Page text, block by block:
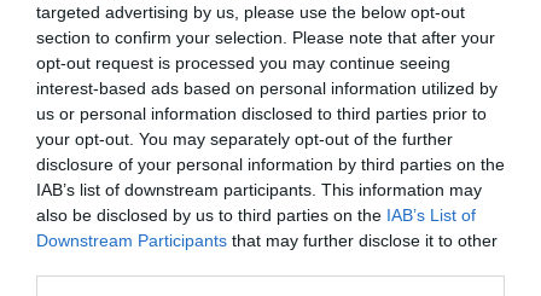
targeted advertising by us, please use the below opt-out
section to confirm your selection. Please note that after your
opt-out request is processed you may continue seeing
interest-based ads based on personal information utilized by
us or personal information disclosed to third parties prior to
your opt-out. You may separately opt-out of the further
disclosure of your personal information by third parties on the
IAB’s list of downstream participants. This information may
also be disclosed by us to third parties on the IAB’s List of
Downstream Participants that may further disclose it to other
ενημερώθηκα για την προοπτική αυτή, δεν είχα
κανένα δισταγμό να αποδεχθώ την πρόταση που
μου έγινε και… να ‘μαι».
Η Πορτογαλία δεν είναι από τις αγορές που
συνηθίζει να επιλέγει ποδοσφαιριστές η ομάδα.
Βέβαια, από την άλλη πλευρά, έχει φορέσει τα
πράσινα ο Πάουλο Σόουζα, ενώ και ο αρχηγός ο